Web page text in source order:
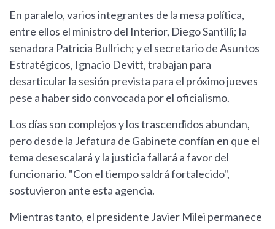
En paralelo, varios integrantes de la mesa política,
entre ellos el ministro del Interior, Diego Santilli; la
senadora Patricia Bullrich; y el secretario de Asuntos
Estratégicos, Ignacio Devitt, trabajan para
desarticular la sesión prevista para el próximo jueves
pese a haber sido convocada por el oficialismo.
Los días son complejos y los trascendidos abundan,
pero desde la Jefatura de Gabinete confían en que el
tema desescalará y la justicia fallará a favor del
funcionario. "Con el tiempo saldrá fortalecido",
sostuvieron ante esta agencia.
Mientras tanto, el presidente Javier Milei permanece